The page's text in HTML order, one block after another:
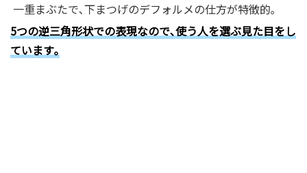
一重まぶたで､下まつげのデフォルメの仕方が特徴的｡
5つの逆三角形状での表現なので､使う人を選ぶ見た目をし
ています｡